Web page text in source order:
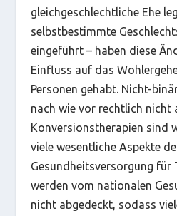
gleichgeschlechtliche Ehe
selbstbestimmte
eingeführt – haben diese
Einfluss auf das
Personen gehabt. Nicht-
nach wie vor rechtlich nicht
Konversionstherapien sind
viele wesentliche Aspekte
Gesundheitsversorgung für
werden vom nationalen
nicht abgedeckt, sodass